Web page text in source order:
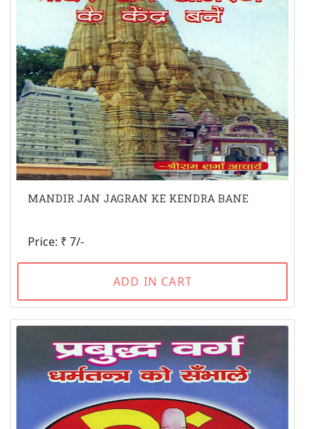
MANDIR JAN JAGRAN KE KENDRA BANE
Price: ₹ 7/-
ADD IN CART